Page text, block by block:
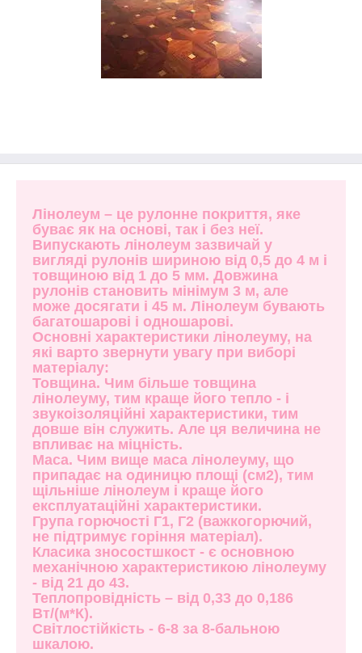
Лінолеум – це рулонне покриття, яке
буває як на основі, так і без неї.
Випускають лінолеум зазвичай у
вигляді рулонів шириною від 0,5 до 4 м і
товщиною від 1 до 5 мм. Довжина
рулонів становить мінімум 3 м, але
може досягати і 45 м. Лінолеум бувають
багатошарові і одношарові.
Основні характеристики лінолеуму, на
які варто звернути увагу при виборі
матеріалу:
Товщина. Чим більше товщина
лінолеуму, тим краще його тепло - і
звукоізоляційні характеристики, тим
довше він служить. Але ця величина не
впливає на міцність.
Маса. Чим вище маса лінолеуму, що
припадає на одиницю площі (см2), тим
щільніше лінолеум і краще його
експлуатаційні характеристики.
Група горючості Г1, Г2 (важкогорючий,
не підтримує горіння матеріал).
Класика зносостшкост - є основною
механічною характеристикою лінолеуму
- від 21 до 43.
Теплопровідність – від 0,33 до 0,186
Вт/(м*К).
Світлостійкість - 6-8 за 8-бальною
шкалою.